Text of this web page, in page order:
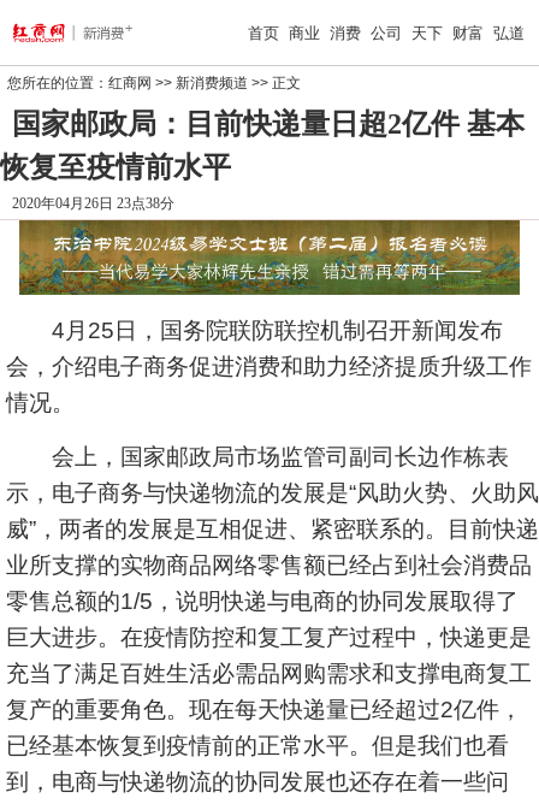
首页 商业 消费 公司 天下 财富 弘道
您所在的位置： 红商网 >> 新消费频道 >> 正文
国家邮政局：目前快递量日超2亿件 基本
恢复至疫情前水平
2020年04月26日 23点38分
4月25日，国务院联防联控机制召开新闻发布
会，介绍电子商务促进消费和助力经济提质升级工作
情况。
会上，国家邮政局市场监管司副司长边作栋表
示，电子商务与快递物流的发展是“风助火势、火助风
威”，两者的发展是互相促进、紧密联系的。目前快递
业所支撑的实物商品网络零售额已经占到社会消费品
零售总额的1/5，说明快递与电商的协同发展取得了
巨大进步。在疫情防控和复工复产过程中，快递更是
充当了满足百姓生活必需品网购需求和支撑电商复工
复产的重要角色。现在每天快递量已经超过2亿件，
已经基本恢复到疫情前的正常水平。但是我们也看
到，电商与快递物流的协同发展也还存在着一些问